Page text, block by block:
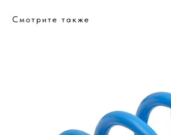
Смотрите также